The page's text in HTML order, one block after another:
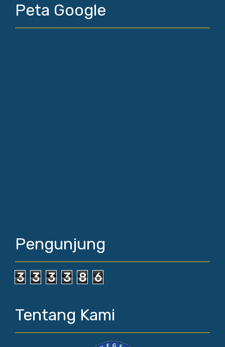
Peta Google
Pengunjung
3 3 3 3 8 6
Tentang Kami